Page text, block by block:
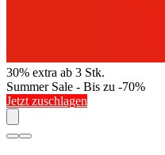
30% extra ab 3 Stk.
Summer Sale - Bis zu -70%
Jetzt zuschlagen